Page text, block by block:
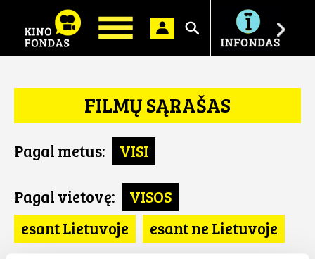
Ieškoti
FILMŲ SĄRAŠAS
Pagal metus: VISI
Pagal vietovę:
VISOS
esant Lietuvoje
esant ne Lietuvoje